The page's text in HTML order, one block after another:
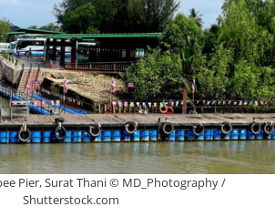
Pier, Surat Thani © MD_Photography /
Shutterstock.com